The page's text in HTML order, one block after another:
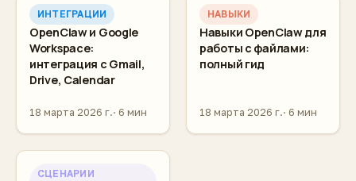
ИНТЕГРАЦИИ
OpenClaw и Google
Workspace:
интеграция с Gmail,
Drive, Calendar
18 марта 2026 г. 6 мин
НАВЫКИ
Навыки OpenClaw для
работы с файлами:
полный гид
18 марта 2026 г. 6 мин
СЦЕНАРИИ